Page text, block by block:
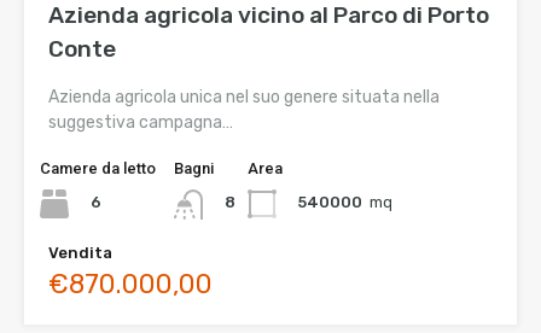
Azienda agricola vicino al Parco di Porto
Conte
Azienda agricola unica nel suo genere situata nella
suggestiva campagna…
Camere da letto
6
Bagni
8
Area
540000 mq
Vendita
€870.000,00